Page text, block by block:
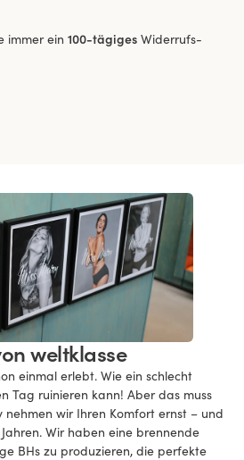
immer ein 100-tägiges Widerrufs-
weltklasse
einmal erlebt. Wie ein schlecht
Tag ruinieren kann! Aber das muss
nehmen wir Ihren Komfort ernst – und
Wir haben eine brennende
BHs zu produzieren, die perfekte